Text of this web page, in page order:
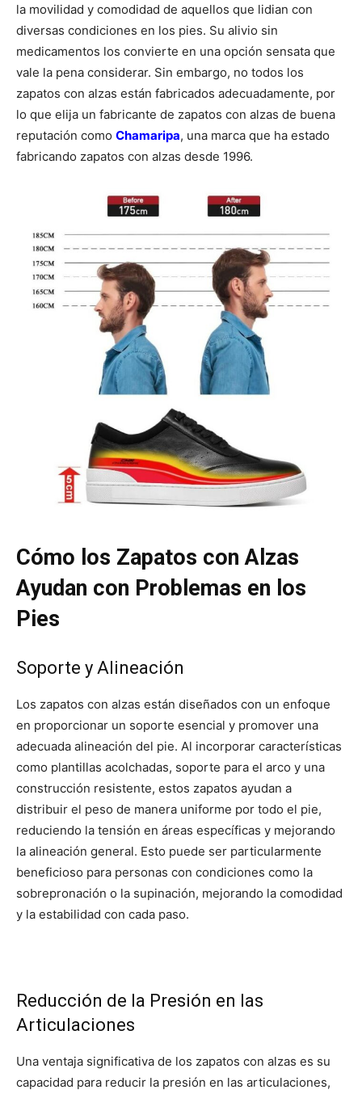
la movilidad y comodidad de aquellos que lidian con
diversas condiciones en los pies. Su alivio sin
medicamentos los convierte en una opción sensata que
vale la pena considerar. Sin embargo, no todos los
zapatos con alzas están fabricados adecuadamente, por
lo que elija un fabricante de zapatos con alzas de buena
reputación como Chamaripa, una marca que ha estado
fabricando zapatos con alzas desde 1996.
Cómo los Zapatos con Alzas
Ayudan con Problemas en los
Pies
Soporte y Alineación
Los zapatos con alzas están diseñados con un enfoque
en proporcionar un soporte esencial y promover una
adecuada alineación del pie. Al incorporar características
como plantillas acolchadas, soporte para el arco y una
construcción resistente, estos zapatos ayudan a
distribuir el peso de manera uniforme por todo el pie,
reduciendo la tensión en áreas específicas y mejorando
la alineación general. Esto puede ser particularmente
beneficioso para personas con condiciones como la
sobrepronación o la supinación, mejorando la comodidad
y la estabilidad con cada paso.
Reducción de la Presión en las
Articulaciones
Una ventaja significativa de los zapatos con alzas es su
capacidad para reducir la presión en las articulaciones,